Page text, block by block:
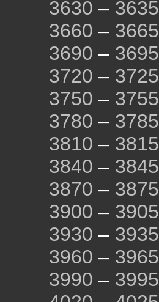
3630 – 3635
3660 – 3665
3690 – 3695
3720 – 3725
3750 – 3755
3780 – 3785
3810 – 3815
3840 – 3845
3870 – 3875
3900 – 3905
3930 – 3935
3960 – 3965
3990 – 3995